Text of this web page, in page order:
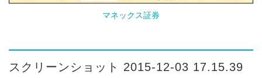
マネックス証券
スクリーンショット 2015-12-03 17.15.39